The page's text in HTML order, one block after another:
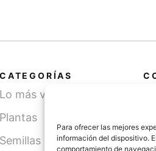
Para ofrecer las mejores
información del dispositivo.
comportamiento de
CATEGORÍAS
Lo más vendido
Plantas
Semillas